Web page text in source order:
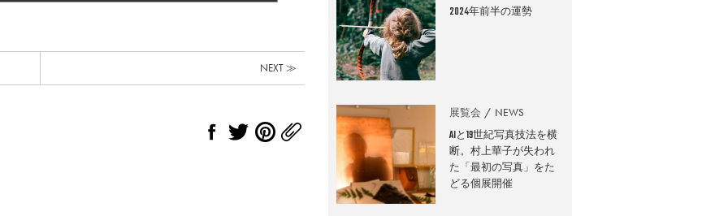
NEXT ≫
2024年前半の運勢
展覧会 NEWS
AIと19世紀写真技法を横
断。村上華子が失われ
た「最初の写真」をた
どる個展開催